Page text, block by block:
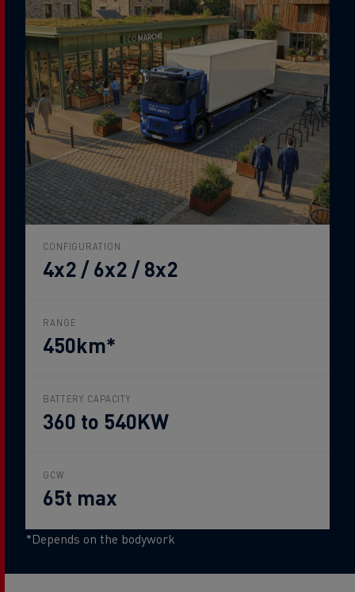
CONFIGURATION
4x2 / 6x2 / 8x2
RANGE
450km*
BATTERY CAPACITY
360 to 540KW
GCW
65t max
*Depends on the bodywork